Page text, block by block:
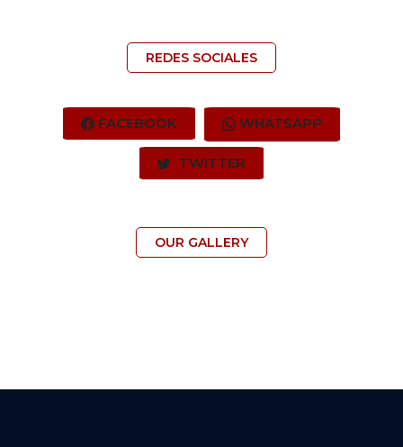
REDES SOCIALES
FACEBOOK WHATSAPP
TWITTER
OUR GALLERY